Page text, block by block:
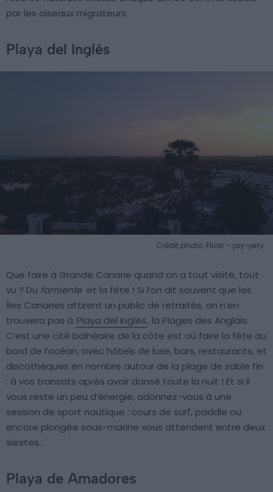
par les oiseaux migrateurs.
Playa del Inglés
Crédit photo: Flickr – jay-jerry
Que faire à Grande Canarie quand on a tout visité, tout
vu ? Du farniente et la fête ! Si l’on dit souvent que les
Îles Canaries attirent un public de retraités, on n’en
trouvera pas à Playa del Inglés, la Plages des Anglais.
C’est une cité balnéaire de la côte est où faire la fête au
bord de l’océan, avec hôtels de luxe, bars, restaurants, et
discothèques en nombre autour de la plage de sable fin
: à vos transats après avoir dansé toute la nuit ! Et si il
vous reste un peu d’énergie, adonnez-vous à une
session de sport nautique : cours de surf, paddle ou
encore plongée sous-marine vous attendent entre deux
siestes…
Playa de Amadores